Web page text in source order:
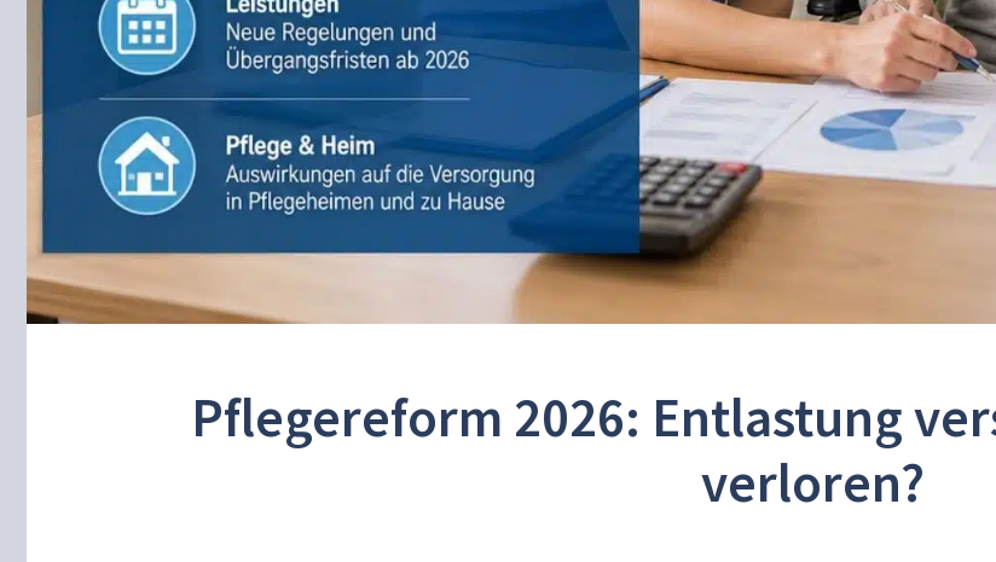
Pflegereform 2026: Entlastung
verloren?